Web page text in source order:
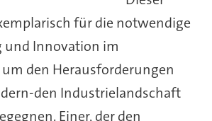
für die notwendige
und Innovation im
den Herausforderungen
den Industrielandschaft
Einer, der den